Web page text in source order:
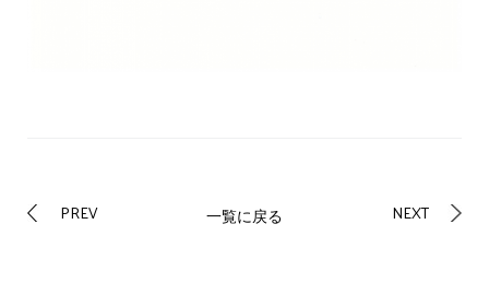
PREV 一覧に戻る NEXT